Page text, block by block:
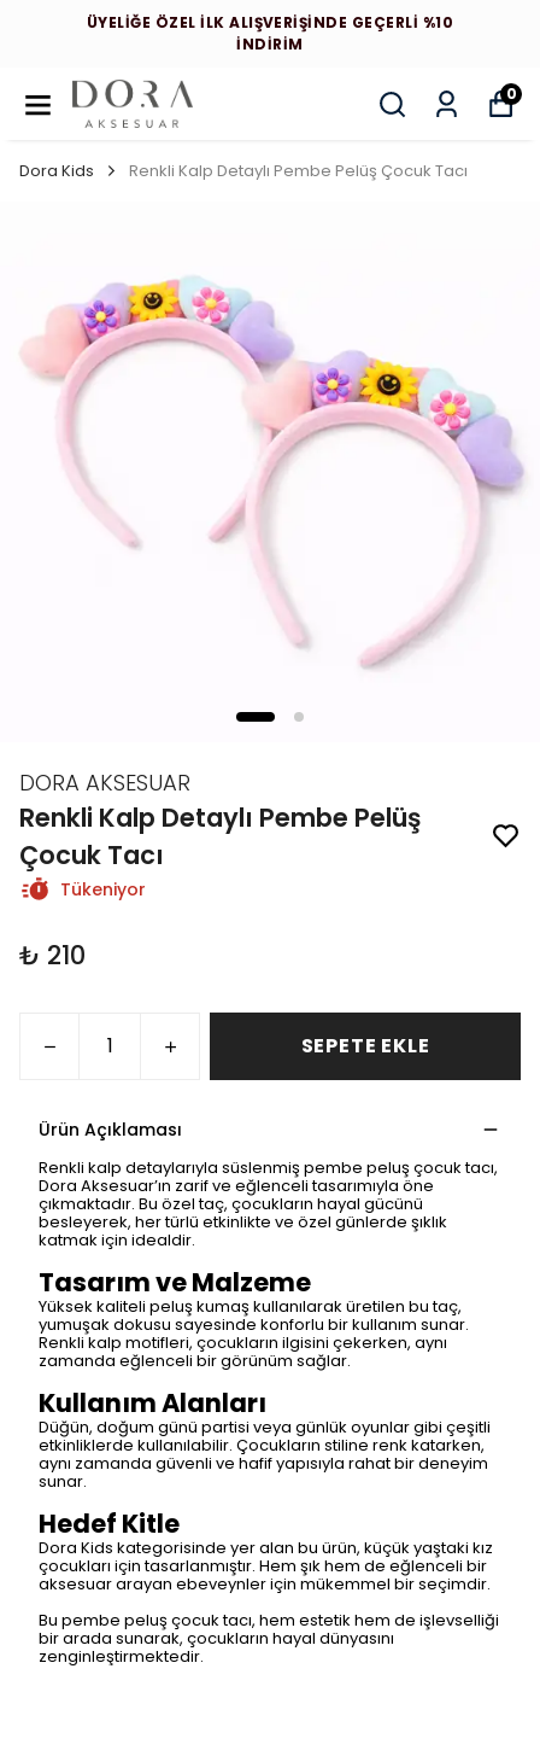
ÜYELİĞE ÖZEL İLK ALIŞVERİŞİNDE GEÇERLİ %10
İNDİRİM
0
Dora Kids Renkli Kalp Detaylı Pembe Pelüş Çocuk Tacı
DORA AKSESUAR
Renkli Kalp Detaylı Pembe Pelüş
Çocuk Tacı
Tükeniyor
₺ 210
SEPETE EKLE
Ürün Açıklaması
Renkli kalp detaylarıyla süslenmiş pembe peluş çocuk tacı,
Dora Aksesuar’ın zarif ve eğlenceli tasarımıyla öne
çıkmaktadır. Bu özel taç, çocukların hayal gücünü
besleyerek, her türlü etkinlikte ve özel günlerde şıklık
katmak için idealdir.
Tasarım ve Malzeme
Yüksek kaliteli peluş kumaş kullanılarak üretilen bu taç,
yumuşak dokusu sayesinde konforlu bir kullanım sunar.
Renkli kalp motifleri, çocukların ilgisini çekerken, aynı
zamanda eğlenceli bir görünüm sağlar.
Kullanım Alanları
Düğün, doğum günü partisi veya günlük oyunlar gibi çeşitli
etkinliklerde kullanılabilir. Çocukların stiline renk katarken,
aynı zamanda güvenli ve hafif yapısıyla rahat bir deneyim
sunar.
Hedef Kitle
Dora Kids kategorisinde yer alan bu ürün, küçük yaştaki kız
çocukları için tasarlanmıştır. Hem şık hem de eğlenceli bir
aksesuar arayan ebeveynler için mükemmel bir seçimdir.
Bu pembe peluş çocuk tacı, hem estetik hem de işlevselliği
bir arada sunarak, çocukların hayal dünyasını
zenginleştirmektedir.